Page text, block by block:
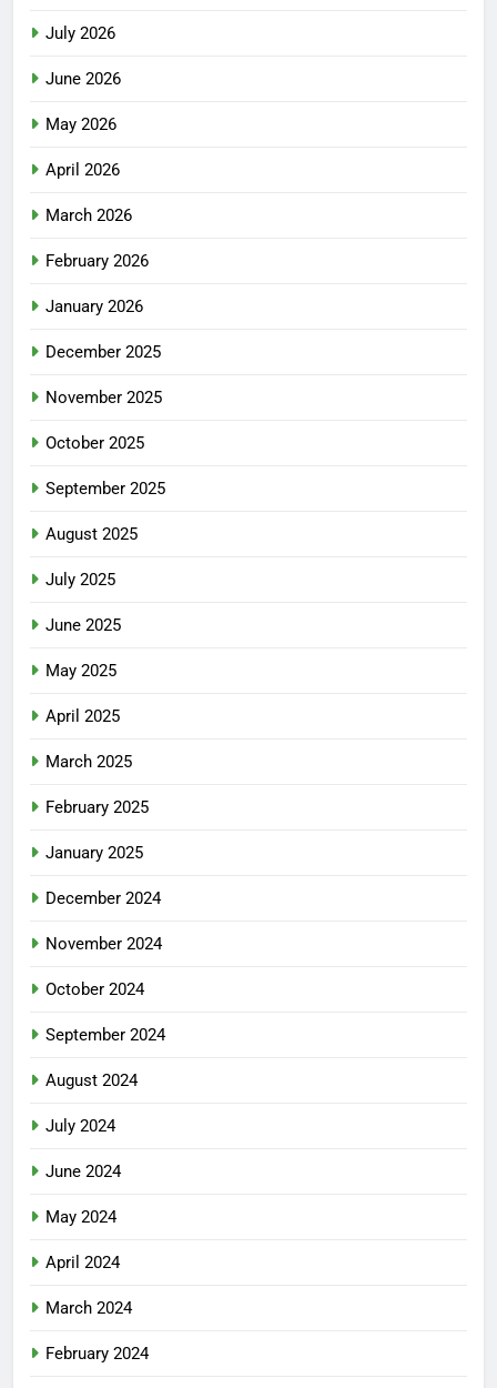
July 2026
June 2026
May 2026
April 2026
March 2026
February 2026
January 2026
December 2025
November 2025
October 2025
September 2025
August 2025
July 2025
June 2025
May 2025
April 2025
March 2025
February 2025
January 2025
December 2024
November 2024
October 2024
September 2024
August 2024
July 2024
June 2024
May 2024
April 2024
March 2024
February 2024